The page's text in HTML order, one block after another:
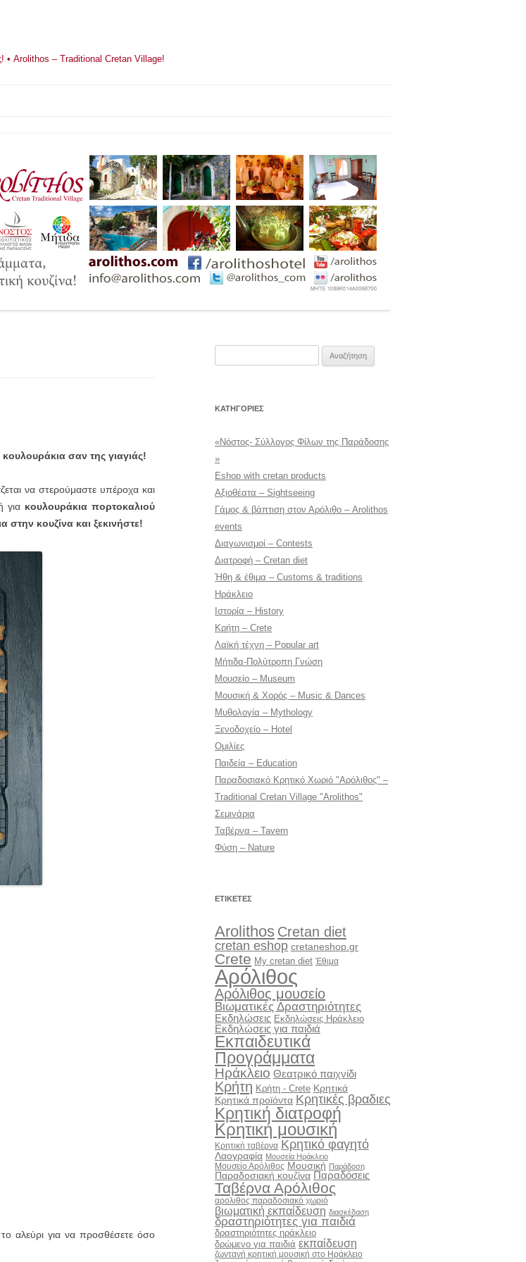
• Arolithos – Traditional Cretan Village!
σαν της γιαγιάς!
να στερούμαστε υπέροχα και
για κουλουράκια πορτοκαλιού
στην κουζίνα και ξεκινήστε!
αλεύρι για να προσθέσετε όσο
KΑΤΗΓΟΡΊΕΣ
«Νόστος- Σύλλογος Φίλων της Παράδοσης
»
Eshop with cretan products
Αξιοθέατα – Sightseeing
Γάμος & βάπτιση στον Αρόλιθο – Arolithos
events
Διαγωνισμοί – Contests
Διατροφή – Cretan diet
Ήθη & έθιμα – Customs & traditions
Ηράκλειο
Ιστορία – History
Κρήτη – Crete
Λαϊκή τέχνη – Popular art
Μήτιδα-Πολύτροπη Γνώση
Μουσείο – Museum
Μουσική & Χορός – Music & Dances
Μυθολογία – Mythology
Ξενοδοχείο – Hotel
Ομιλίες
Παιδεία – Education
Παραδοσιακό Κρητικό Χωριό "Αρόλιθος" –
Traditional Cretan Village "Arolithos"
Σεμινάρια
Ταβέρνα – Tavern
Φύση – Nature
ΕΤΙΚΈΤΕΣ
Arolithos Cretan diet
cretan eshop cretaneshop.gr
Crete My cretan diet Έθιμα
Αρόλιθος
Αρόλιθος μουσείο
Βιωματικές Δραστηριότητες
Εκδηλώσεις Εκδηλώσεις Ηράκλειο
Εκδηλώσεις για παιδιά
Εκπαιδευτικά
Προγράμματα
Ηράκλειο Θεατρικό παιχνίδι
Κρήτη Κρήτη - Crete Κρητικά
Κρητικά προϊόντα Κρητικές βραδιες
Κρητική διατροφή
Κρητική μουσική
Κρητική ταβέρνα Κρητικό φαγητό
Λαογραφία Μουσεία Ηράκλειο
Μουσείο Αρόλιθος Μουσική Παράδοση
Παραδοσιακή κουζίνα Παραδόσεις
Ταβέρνα Αρόλιθος
αρολιθος παραδοσιακό χωριό
βιωματική εκπαίδευση διασκέδαση
δραστηριότητες για παιδιά
δραστηριότητες ηράκλειο
δρώμενο για παιδιά εκπαίδευση
ζωντανή κρητική μουσική στο Ηράκλειο